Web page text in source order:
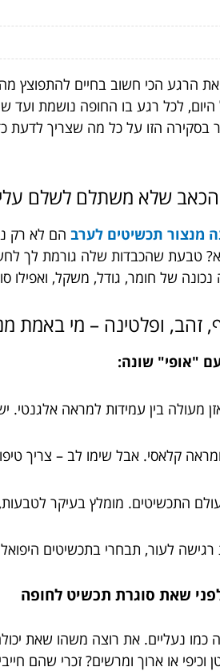
הרגע הכי חשוב בחיים להתפוצץ
היום, לכל רגע בו החופה נושמת
הזו על כל מה שצריך לדעת
הכאב שלא משתלם לשלם
מנצור תכשיטים לערב הם לא רק
נכונה של חומר, גודל, משקל,
זהב, ופלטינה – מי באמת
"אופי" שונה:
קלאסי. אבל שימו לב – צריך
התכשיטים. מומלץ בעיקר לטבעות,
לעור, תבחרי בתכשיטים
נעליים. את רוצה משהו שאת יכולה
וכיפי או ארוך ומרשים? זכרי שהם